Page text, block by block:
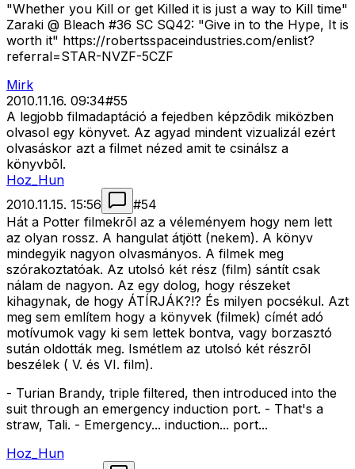
"Whether you Kill or get Killed it is just a way to Kill time"
Zaraki @ Bleach #36 SC SQ42: "Give in to the Hype, It is
worth it" https://robertsspaceindustries.com/enlist?
referral=STAR-NVZF-5CZF
Mirk
2010.11.16. 09:34#55
A legjobb filmadaptáció a fejedben képzõdik miközben
olvasol egy könyvet. Az agyad mindent vizualizál ezért
olvasáskor azt a filmet nézed amit te csinálsz a
könyvbõl.
Hoz_Hun
2010.11.15. 15:56
#54
Hát a Potter filmekrõl az a véleményem hogy nem lett
az olyan rossz. A hangulat átjött (nekem). A könyv
mindegyik nagyon olvasmányos. A filmek meg
szórakoztatóak. Az utolsó két rész (film) sántít csak
nálam de nagyon. Az egy dolog, hogy részeket
kihagynak, de hogy ÁTÍRJÁK?!? És milyen pocsékul. Azt
meg sem említem hogy a könyvek (filmek) címét adó
motívumok vagy ki sem lettek bontva, vagy borzasztó
sután oldották meg. Ismétlem az utolsó két részrõl
beszélek ( V. és VI. film).
- Turian Brandy, triple filtered, then introduced into the
suit through an emergency induction port. - That's a
straw, Tali. - Emergency... induction... port...
Hoz_Hun